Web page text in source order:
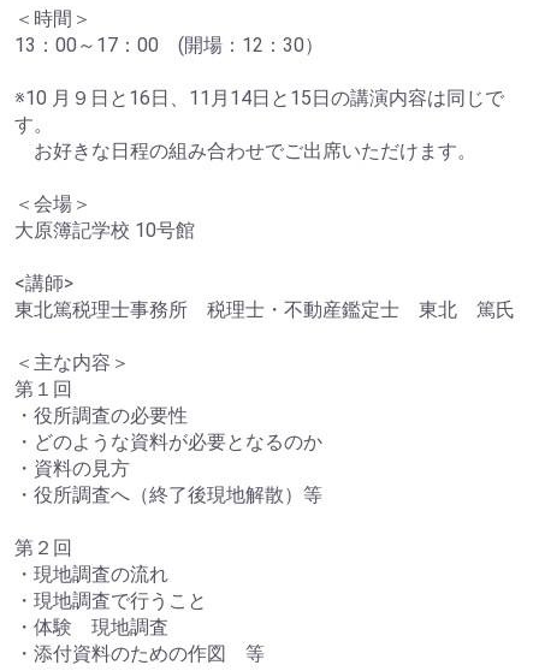
＜時間＞
13：00～17：00 (開場：12：30）
※10 月９日と16日、11月14日と15日の講演内容は同じで
す。
お好きな日程の組み合わせでご出席いただけます。
＜会場＞
大原簿記学校 10号館
<講師>
東北篤税理士事務所 税理士・不動産鑑定士 東北 篤氏
＜主な内容＞
第１回
・役所調査の必要性
・どのような資料が必要となるのか
・資料の見方
・役所調査へ（終了後現地解散）等
第２回
・現地調査の流れ
・現地調査で行うこと
・体験 現地調査
・添付資料のための作図 等